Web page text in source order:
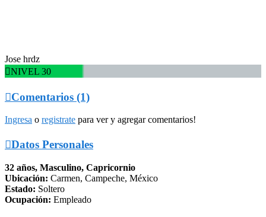
Jose hrdz
NIVEL 30
Comentarios (1)
Ingresa o registrate para ver y agregar comentarios!
Datos Personales
32 años, Masculino, Capricornio
Ubicación: Carmen, Campeche, México
Estado: Soltero
Ocupación: Empleado